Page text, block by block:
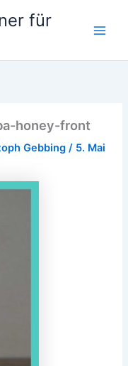
für
honey-front
Gebbing/ 5. Mai